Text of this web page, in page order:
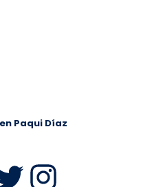
Paqui Díaz